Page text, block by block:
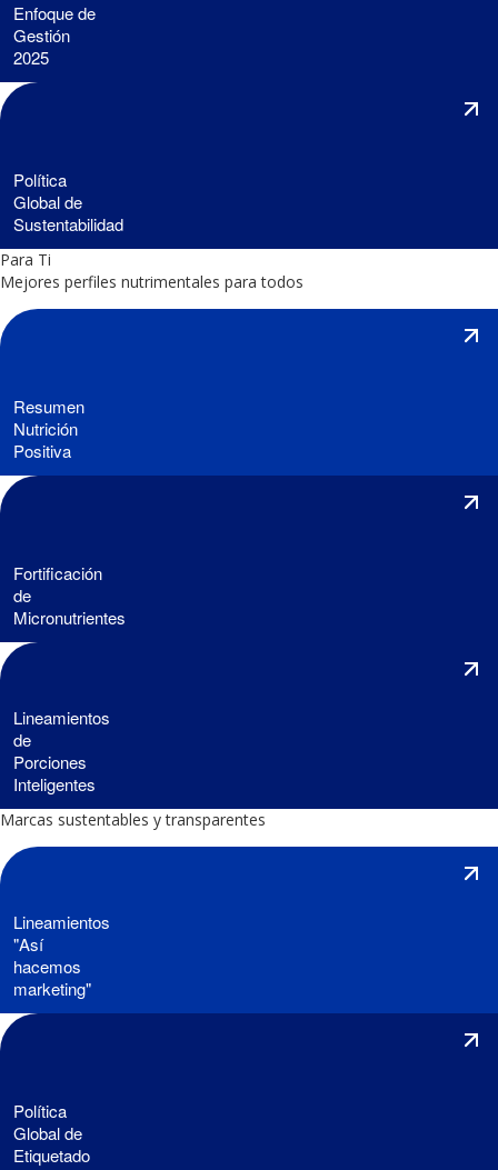
Enfoque de
Gestión
2025
Política
Global de
Sustentabilidad
Para Ti
Mejores perfiles nutrimentales para todos
Resumen
Nutrición
Positiva
Fortificación
de
Micronutrientes
Lineamientos
de
Porciones
Inteligentes
Marcas sustentables y transparentes
Lineamientos
"Así
hacemos
marketing"
Política
Global de
Etiquetado